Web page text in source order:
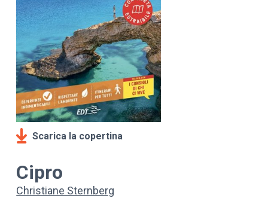
Scarica la copertina
Cipro
Christiane Sternberg